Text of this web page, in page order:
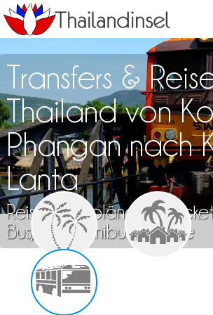
Transfers &
Thailand von
Phangan nach
Lanta
Reisen, Fahrpläne und
Bus, Flug, Minibus & Fähre